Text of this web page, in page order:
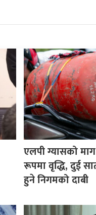
एलपी ग्यासको
रूपमा वृद्धि, दुई
हुने निगमको दाबी